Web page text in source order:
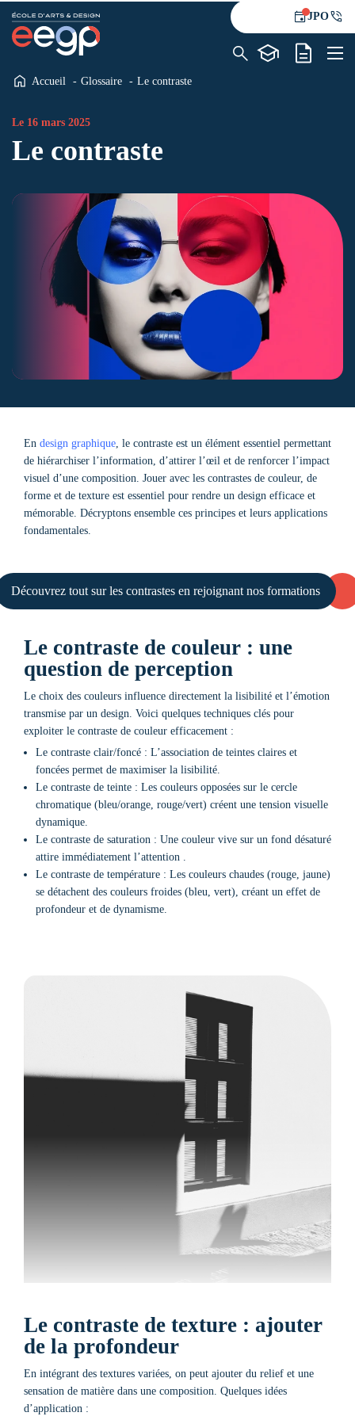
JPO
Formations
Alternance
Contact
Accueil Glossaire Le contraste
Le 16 mars 2025
Le contraste
En design graphique, le contraste est un élément essentiel permettant
de hiérarchiser l’information, d’attirer l’œil et de renforcer l’impact
visuel d’une composition. Jouer avec les contrastes de couleur, de
forme et de texture est essentiel pour rendre un design efficace et
mémorable. Décryptons ensemble ces principes et leurs applications
fondamentales.
Découvrez tout sur les contrastes en rejoignant nos formations
Le contraste de couleur : une
question de perception
Le choix des couleurs influence directement la lisibilité et l’émotion
transmise par un design. Voici quelques techniques clés pour
exploiter le contraste de couleur efficacement :
Le contraste clair/foncé : L’association de teintes claires et
foncées permet de maximiser la lisibilité.
Le contraste de teinte : Les couleurs opposées sur le cercle
chromatique (bleu/orange, rouge/vert) créent une tension visuelle
dynamique.
Le contraste de saturation : Une couleur vive sur un fond désaturé
attire immédiatement l’attention .
Le contraste de température : Les couleurs chaudes (rouge, jaune)
se détachent des couleurs froides (bleu, vert), créant un effet de
profondeur et de dynamisme.
Le contraste de texture : ajouter
de la profondeur
En intégrant des textures variées, on peut ajouter du relief et une
sensation de matière dans une composition. Quelques idées
d’application :